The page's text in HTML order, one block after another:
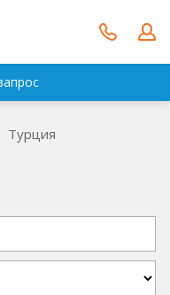
Турция